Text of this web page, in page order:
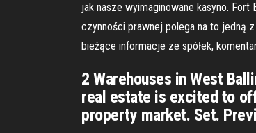
jak nasze wyimaginowane kasyno.
czynności prawnej polega na to jedną
bieżące informacje ze spółek,
2 Warehouses in West
real estate is excited to
property market. Set.